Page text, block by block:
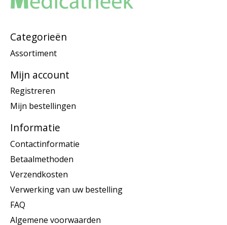
Categorieën
Assortiment
Mijn account
Registreren
Mijn bestellingen
Informatie
Contactinformatie
Betaalmethoden
Verzendkosten
Verwerking van uw bestelling
FAQ
Algemene voorwaarden